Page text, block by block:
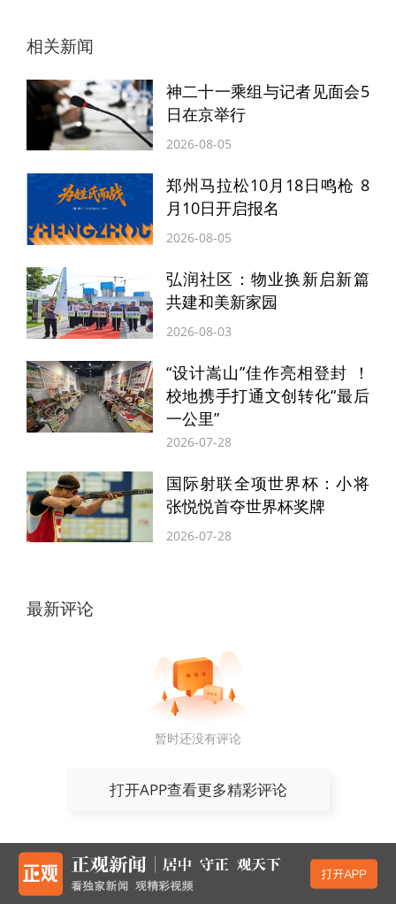
的浮雕造型，展示着郑州既古老又现代的独
特魅力。
组委会为参加健康跑和家庭跑的选手同样精
厚韵为底色，用青铜纹样复刻中原文明的肌
理，郑州的古今风华凝于方寸之间。
徽章，开“盲盒”见惊喜
氏徽章。完赛之后，将自己专属的姓氏徽章
贴到奖牌之上，是每个选手的荣耀时刻。相
比往年，今年“郑马”的姓氏徽章更大，直径
达到3.6厘米，也更有质感。同时还设计了5
款内容不同的徽章，赛前领物时，选手会随
机领取到其中一款。当然，每一款都有着鲜
喜。
完赛后，选手可将领到的奖牌正面中心区域
相关新闻
神二十一乘组与记者见面会5
日在京举行
2026-08-05
郑州马拉松10月18日鸣枪 8
月10日开启报名
2026-08-05
弘润社区：物业换新启新篇
共建和美新家园
2026-08-03
“设计嵩山”佳作亮相登封 ！
校地携手打通文创转化“最后
一公里”
2026-07-28
国际射联全项世界杯：小将
张悦悦首夺世界杯奖牌
2026-07-28
最新评论
暂时还没有评论
打开APP查看更多精彩评论